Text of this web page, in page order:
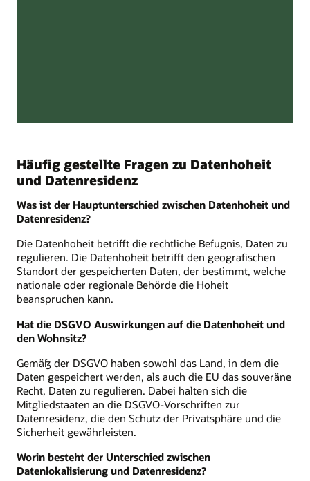
Häufig gestellte Fragen zu Datenhoheit
und Datenresidenz
Was ist der Hauptunterschied zwischen Datenhoheit und
Datenresidenz?
Die Datenhoheit betrifft die rechtliche Befugnis, Daten zu
regulieren. Die Datenhoheit betrifft den geografischen
Standort der gespeicherten Daten, der bestimmt, welche
nationale oder regionale Behörde die Hoheit
beanspruchen kann.
Hat die DSGVO Auswirkungen auf die Datenhoheit und
den Wohnsitz?
Gemäß der DSGVO haben sowohl das Land, in dem die
Daten gespeichert werden, als auch die EU das souveräne
Recht, Daten zu regulieren. Dabei halten sich die
Mitgliedstaaten an die DSGVO-Vorschriften zur
Datenresidenz, die den Schutz der Privatsphäre und die
Sicherheit gewährleisten.
Worin besteht der Unterschied zwischen
Datenlokalisierung und Datenresidenz?